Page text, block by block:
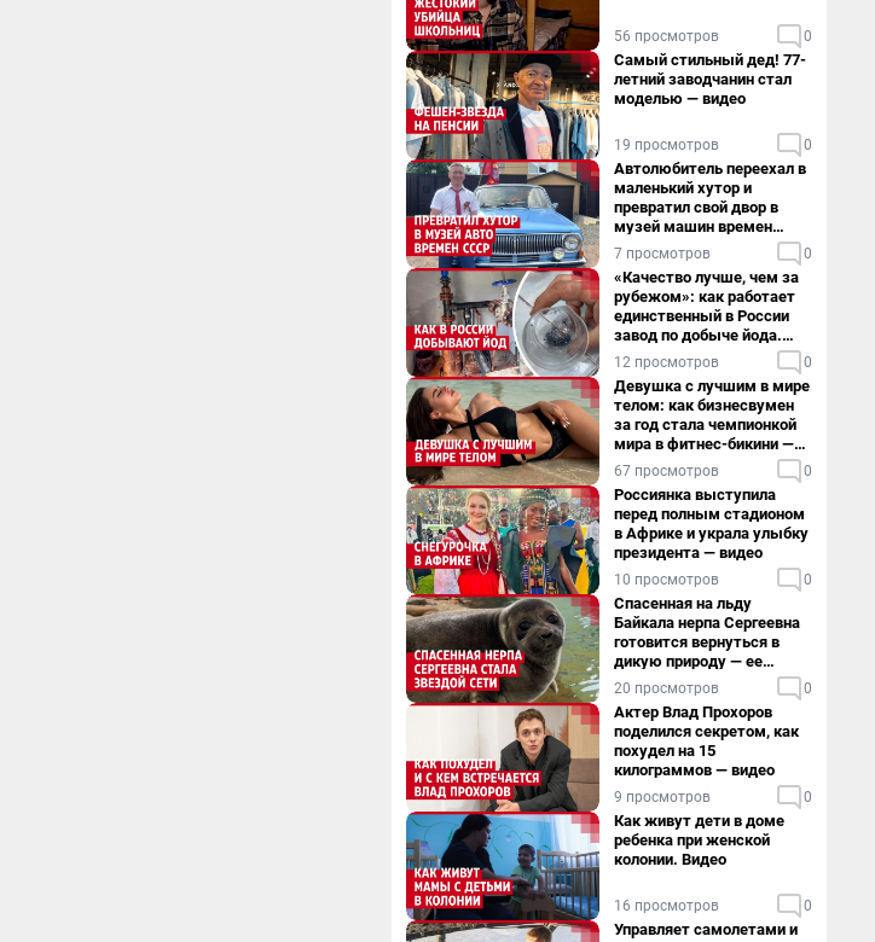
56 просмотров 0
Самый стильный дед! 77-
летний заводчанин стал
моделью — видео
19 просмотров 0
Автолюбитель переехал в
маленький хутор и
превратил свой двор в
музей машин времен
СССР. Видео
7 просмотров 0
«Качество лучше, чем за
рубежом»: как работает
единственный в России
завод по добыче йода.
Видео
12 просмотров 0
Девушка с лучшим в мире
телом: как бизнесвумен
за год стала чемпионкой
мира в фитнес-бикини —
видео
67 просмотров 0
Россиянка выступила
перед полным стадионом
в Африке и украла улыбку
президента — видео
10 просмотров 0
Спасенная на льду
Байкала нерпа Сергеевна
готовится вернуться в
дикую природу — ее
видеоистория
20 просмотров 0
Актер Влад Прохоров
поделился секретом, как
похудел на 15
килограммов — видео
9 просмотров 0
Как живут дети в доме
ребенка при женской
колонии. Видео
16 просмотров 0
Управляет самолетами и